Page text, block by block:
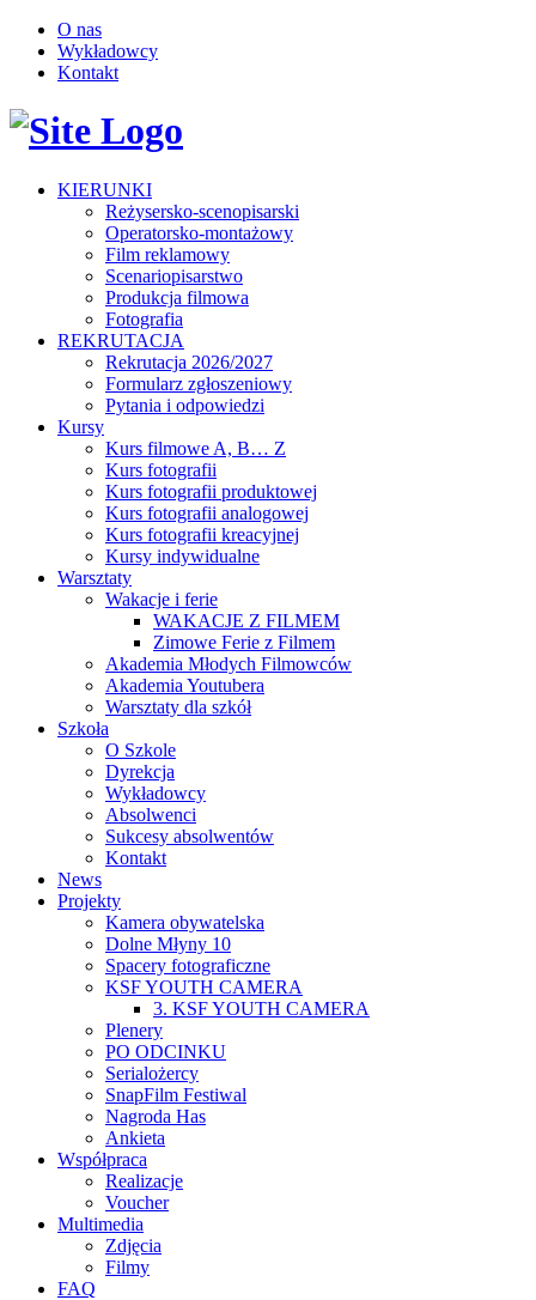
O nas
Wykładowcy
Kontakt
KIERUNKI
Reżysersko-scenopisarski
Operatorsko-montażowy
Film reklamowy
Scenariopisarstwo
Produkcja filmowa
Fotografia
REKRUTACJA
Rekrutacja 2026/2027
Formularz zgłoszeniowy
Pytania i odpowiedzi
Kursy
Kurs filmowe A, B… Z
Kurs fotografii
Kurs fotografii produktowej
Kurs fotografii analogowej
Kurs fotografii kreacyjnej
Kursy indywidualne
Warsztaty
Wakacje i ferie
WAKACJE Z FILMEM
Zimowe Ferie z Filmem
Akademia Młodych Filmowców
Akademia Youtubera
Warsztaty dla szkół
Szkoła
O Szkole
Dyrekcja
Wykładowcy
Absolwenci
Sukcesy absolwentów
Kontakt
News
Projekty
Kamera obywatelska
Dolne Młyny 10
Spacery fotograficzne
KSF YOUTH CAMERA
3. KSF YOUTH CAMERA
Plenery
PO ODCINKU
Serialożercy
SnapFilm Festiwal
Nagroda Has
Ankieta
Współpraca
Realizacje
Voucher
Multimedia
Zdjęcia
Filmy
FAQ